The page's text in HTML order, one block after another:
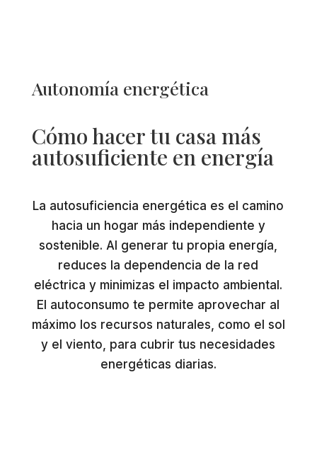
Autonomía energética
Cómo hacer tu casa más
autosuficiente en energía
La autosuficiencia energética es el camino
hacia un hogar más independiente y
sostenible. Al generar tu propia energía,
reduces la dependencia de la red
eléctrica y minimizas el impacto ambiental.
El autoconsumo te permite aprovechar al
máximo los recursos naturales, como el sol
y el viento, para cubrir tus necesidades
energéticas diarias.